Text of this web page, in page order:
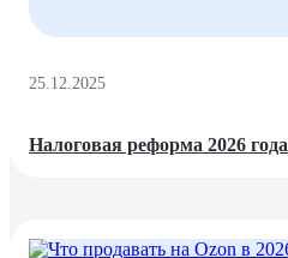
25.12.2025
Налоговая реформа 2026 года